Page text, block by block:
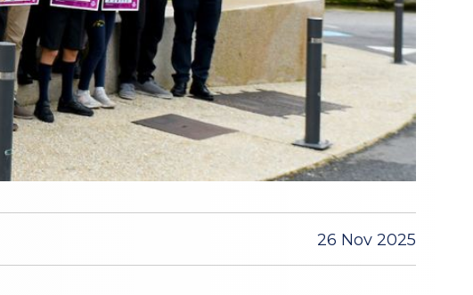
26 Nov 2025